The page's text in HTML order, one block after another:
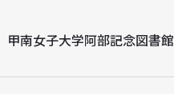
甲南女子大学阿部記念図書館